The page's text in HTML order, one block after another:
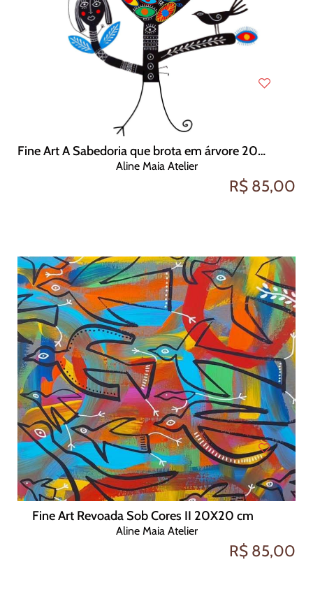
Fine Art A Sabedoria que brota em árvore 20x20 cm
Aline Maia Atelier
R$ 85,00
Fine Art Revoada Sob Cores II 20X20 cm
Aline Maia Atelier
R$ 85,00